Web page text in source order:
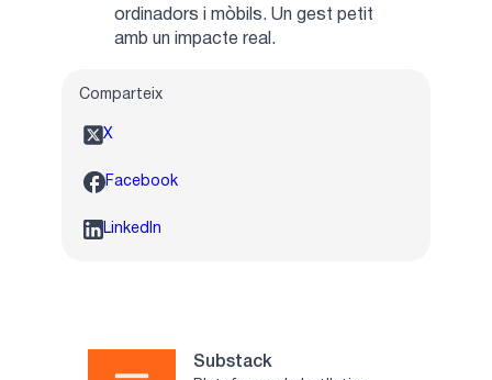
ordinadors i mòbils. Un gest petit
amb un impacte real.
Comparteix
X
Facebook
LinkedIn
Substack